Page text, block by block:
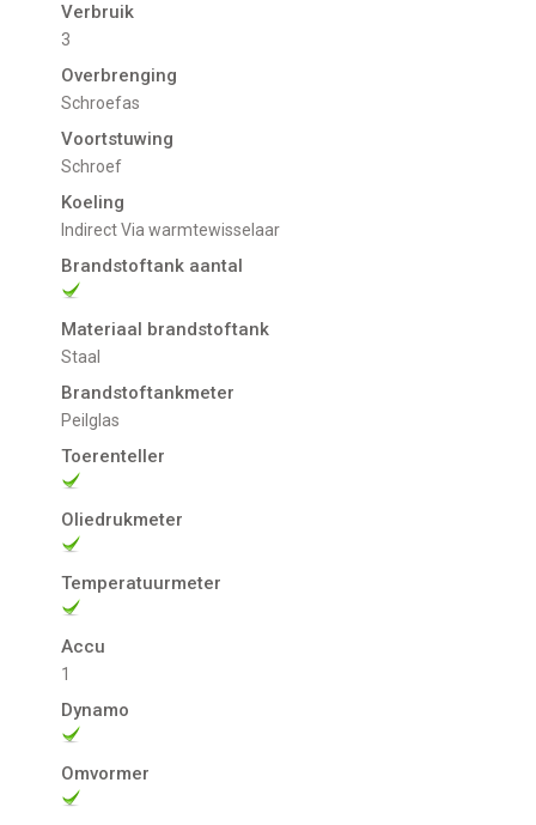
Verbruik
3
Overbrenging
Schroefas
Voortstuwing
schroef
Koeling
indirect Via warmtewisselaar
Brandstoftank aantal
Materiaal brandstoftank
Staal
Brandstoftankmeter
Peilglas
Toerenteller
Oliedrukmeter
Temperatuurmeter
Accu
1
Dynamo
Omvormer